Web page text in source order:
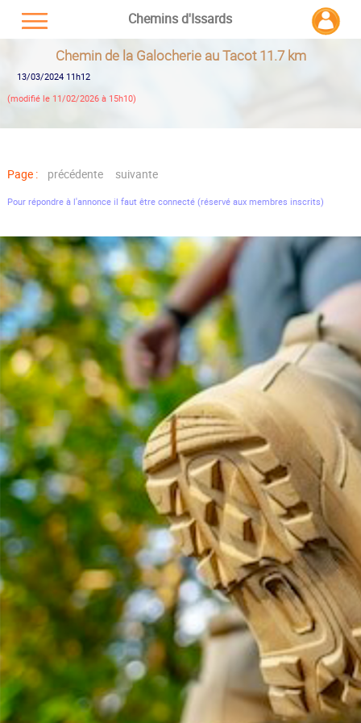
Chemins d'Issards
Chemin de la Galocherie au Tacot 11.7 km
13/03/2024 11h12
(modifié le 11/02/2026 à 15h10)
Page : précédente suivante
Pour répondre à l'annonce il faut être connecté (réservé aux membres inscrits)